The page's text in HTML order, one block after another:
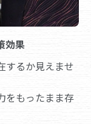
効果
するか見えませ
をもったまま存